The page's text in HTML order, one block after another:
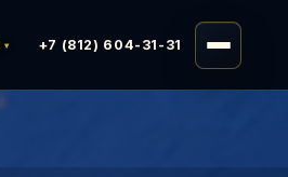
+7 (812) 604-31-31